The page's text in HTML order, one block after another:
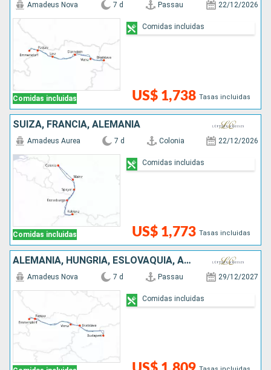
Comidas incluidas
Amadeus Nova 7 d Passau 22/12/2026
US$ 1,738 Tasas incluidas
Comidas incluidas
SUIZA, FRANCIA, ALEMANIA
Comidas incluidas
Amadeus Aurea 7 d Colonia 22/12/2026
US$ 1,773 Tasas incluidas
Comidas incluidas
ALEMANIA, HUNGRÍA, ESLOVAQUIA, AUSTRIA
Amadeus Nova 7 d Passau 29/12/2027
Comidas incluidas